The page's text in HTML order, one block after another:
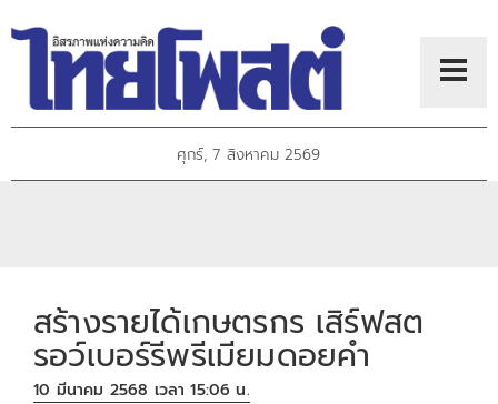
ศุกร์, 7 สิงหาคม 2569
สร้างรายได้เกษตรกร เสิร์ฟสต
รอว์เบอร์รีพรีเมียมดอยคำ
10 มีนาคม 2568 เวลา 15:06 น.